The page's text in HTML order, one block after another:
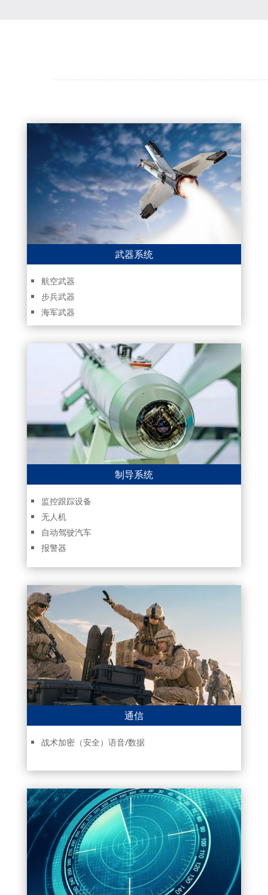
武器系统
航空武器
步兵武器
海军武器
制导系统
监控跟踪设备
无人机
自动驾驶汽车
报警器
通信
战术加密（安全）语音/数据